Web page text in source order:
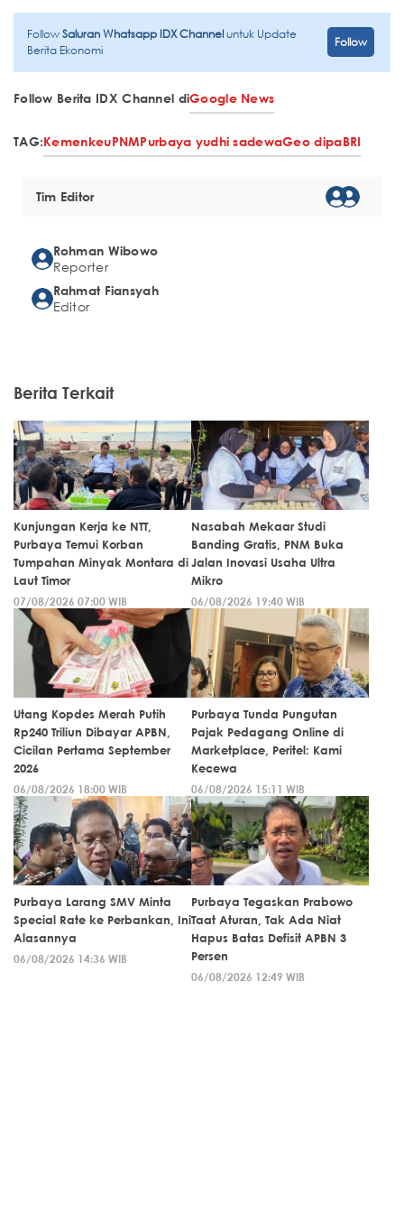
FollowSaluran Whatsapp IDX Channeluntuk Update
Berita Ekonomi
Follow
Follow Berita IDX Channel diGoogle News
TAG:KemenkeuPNMPurbaya yudhi sadewaGeo dipaBRI
Tim Editor
Rohman Wibowo
Reporter
Rahmat Fiansyah
Editor
Berita Terkait
Kunjungan Kerja ke NTT,
Purbaya Temui Korban
Tumpahan Minyak Montara di
Laut Timor
07/08/2026 07:00 WIB
Nasabah Mekaar Studi
Banding Gratis, PNM Buka
Jalan Inovasi Usaha Ultra
Mikro
06/08/2026 19:40 WIB
Utang Kopdes Merah Putih
Rp240 Triliun Dibayar APBN,
Cicilan Pertama September
2026
06/08/2026 18:00 WIB
Purbaya Tunda Pungutan
Pajak Pedagang Online di
Marketplace, Peritel: Kami
Kecewa
06/08/2026 15:11 WIB
Purbaya Larang SMV Minta
Special Rate ke Perbankan, Ini
Alasannya
06/08/2026 14:36 WIB
Purbaya Tegaskan Prabowo
Taat Aturan, Tak Ada Niat
Hapus Batas Defisit APBN 3
Persen
06/08/2026 12:49 WIB